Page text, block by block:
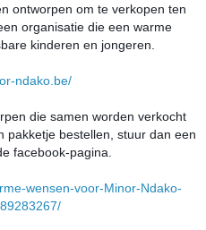
ontworpen om te verkopen ten
organisatie die een warme
kinderen en jongeren.
ndako.be/
die samen worden verkocht
pakketje bestellen, stuur dan een
facebook-pagina.
wensen-voor-Minor-Ndako-